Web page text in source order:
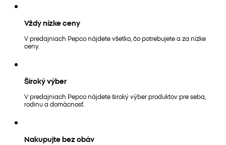
Vždy nízke ceny
V predajniach Pepco nájdete všetko, čo potrebujete a za nízke
ceny.
Široký výber
V predajniach Pepco nájdete široký výber produktov pre seba,
rodinu a domácnosť.
Nakupujte bez obáv